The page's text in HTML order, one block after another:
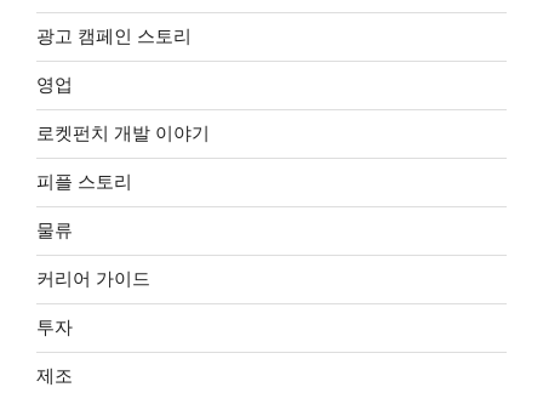
광고 캠페인 스토리
영업
로켓펀치 개발 이야기
피플 스토리
물류
커리어 가이드
투자
제조